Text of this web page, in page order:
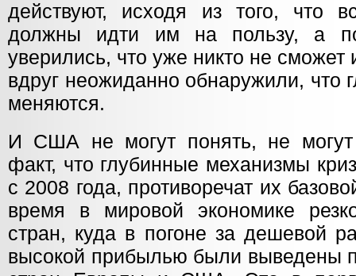
действуют, исходя из того, что
должны идти им на пользу, а
уверились, что уже никто не
вдруг неожиданно обнаружили, что
меняются.
И США не могут понять, не могут
факт, что глубинные механизмы
с 2008 года, противоречат их
время в мировой экономике
стран, куда в погоне за дешевой
высокой прибылью были выведены